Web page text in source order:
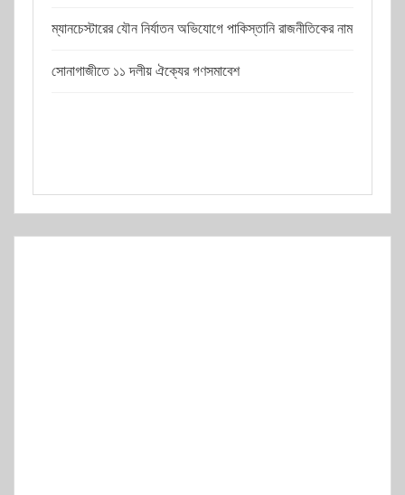
ম্যানচেস্টারের যৌন নির্যাতন অভিযোগে পাকিস্তানি রাজনীতিকের নাম
সোনাগাজীতে ১১ দলীয় ঐক্যের গণসমাবেশ